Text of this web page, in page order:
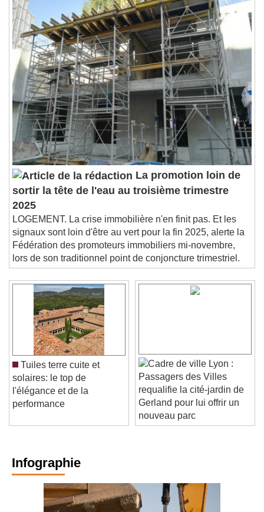
La promotion loin de
sortir la tête de l'eau au troisième trimestre
2025
LOGEMENT. La crise immobilière n'en finit pas. Et les
signaux sont loin d'être au vert pour la fin 2025, alerte la
Fédération des promoteurs immobiliers mi-novembre,
lors de son traditionnel point de conjoncture trimestriel.
Tuiles terre cuite et
solaires: le top de
l'élégance et de la
Lyon :
Passagers des Villes
requalifie la cité-jardin de
Gerland pour lui offrir un
nouveau parc
Infographie